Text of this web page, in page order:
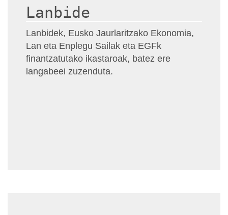
Lanbide
Lanbidek, Eusko Jaurlaritzako Ekonomia,
Lan eta Enplegu Sailak eta EGFk
finantzatutako ikastaroak, batez ere
langabeei zuzenduta.